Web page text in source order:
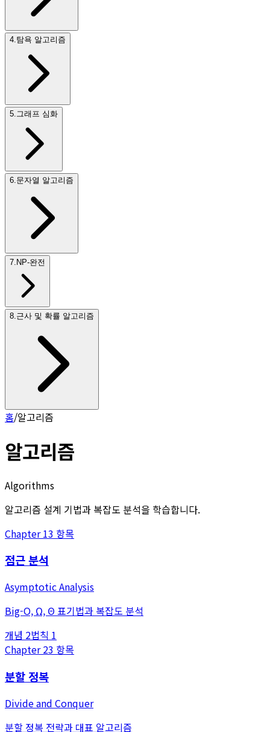
4 탐욕 알고리즘
5 그래프 심화
6 문자열 알고리즘
7 NP-완전
8 근사 및 확률 알고리즘
홈/알고리즘
알고리즘
Algorithms
알고리즘 설계 기법과 복잡도 분석을 학습합니다.
Chapter13 항목
점근 분석
Asymptotic Analysis
Big-O, Ω, Θ 표기법과 복잡도 분석
개념 2법칙 1
Chapter23 항목
분할 정복
Divide and Conquer
분할 정복 전략과 대표 알고리즘